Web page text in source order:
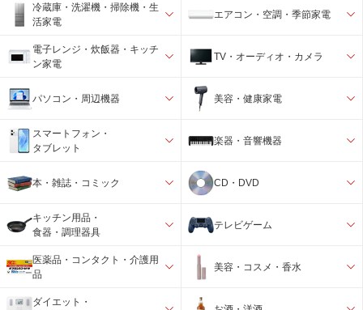
冷蔵庫・洗濯機・掃除機・生
活家電
エアコン・空調・季節家電
電子レンジ・炊飯器・キッチ
ン家電
TV・オーディオ・カメラ
パソコン・周辺機器 美容・健康家電
スマートフォン・
タブレット
楽器・音響機器
本・雑誌・コミック CD・DVD
キッチン用品・
食器・調理器具
テレビゲーム
医薬品・コンタクト・介護用
品
美容・コスメ・香水
ダイエット・